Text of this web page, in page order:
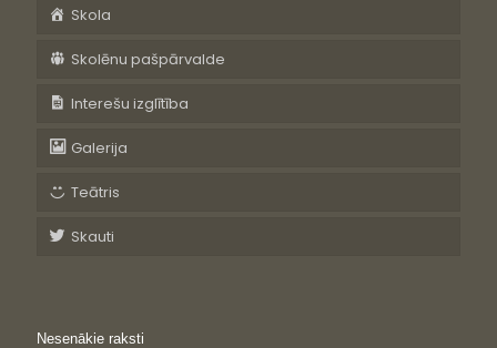
Skola
Skolēnu pašpārvalde
Interešu izglītība
Galerija
Teātris
Skauti
Nesenākie raksti